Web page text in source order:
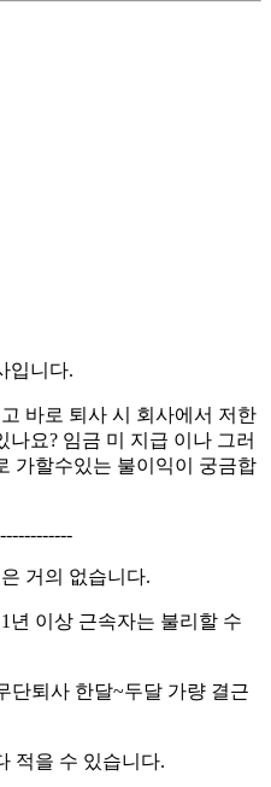
입니다.
바로 퇴사 시 회사에서 저한
요? 임금 미 지급 이나 그러
가할수있는 불이익이 궁금합
거의 없습니다.
년 이상 근속자는 불리할 수
단퇴사 한달~두달 가량 결근
적을 수 있습니다.